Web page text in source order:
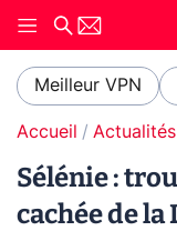
Meilleur VPN
Accueil
Sélénie :
cachée de la